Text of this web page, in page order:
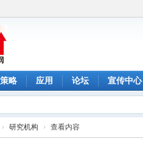
策略 应用 论坛 宣传中心
› 研究机构 › 查看内容